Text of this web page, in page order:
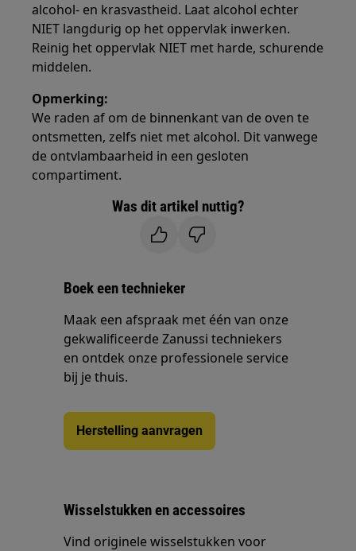
alcohol- en krasvastheid. Laat alcohol echter
NIET langdurig op het oppervlak inwerken.
Reinig het oppervlak NIET met harde, schurende
middelen.
Opmerking:
We raden af om de binnenkant van de oven te
ontsmetten, zelfs niet met alcohol. Dit vanwege
de ontvlambaarheid in een gesloten
compartiment.
Was dit artikel nuttig?
Boek een technieker
Maak een afspraak met één van onze
gekwalificeerde Zanussi techniekers
en ontdek onze professionele service
bij je thuis.
Herstelling aanvragen
Wisselstukken en accessoires
Vind originele wisselstukken voor